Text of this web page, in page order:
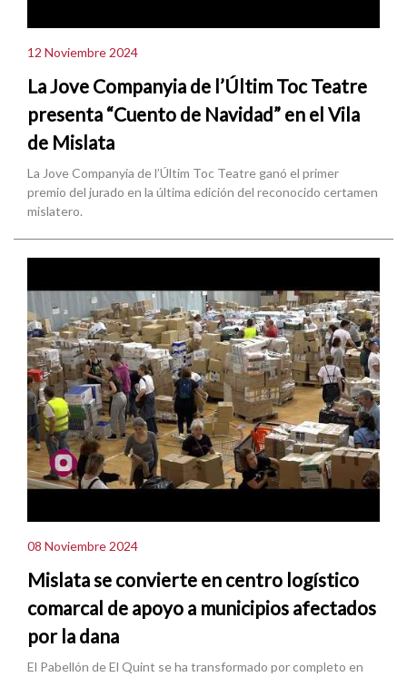
12 Noviembre 2024
La Jove Companyia de l’Últim Toc Teatre
presenta “Cuento de Navidad” en el Vila
de Mislata
La Jove Companyia de l’Últim Toc Teatre ganó el primer
premio del jurado en la última edición del reconocido certamen
mislatero.
08 Noviembre 2024
Mislata se convierte en centro logístico
comarcal de apoyo a municipios afectados
por la dana
El Pabellón de El Quint se ha transformado por completo en